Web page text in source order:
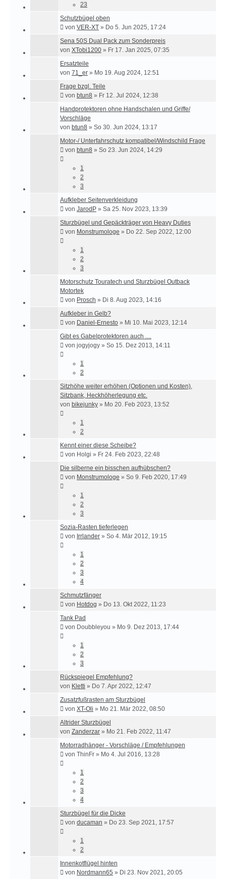
23
Schutzbügel oben
von VER-XT » Do 5. Jun 2025, 17:24
Sena 50S Dual Pack zum Sonderpreis
von XTobi1200 » Fr 17. Jan 2025, 07:35
Ersatzteile
von 71_er » Mo 19. Aug 2024, 12:51
Frage bzgl. Teile
von btun8 » Fr 12. Jul 2024, 12:38
Handprotektoren ohne Handschalen und Griffe/
Vorschläge
von btun8 » So 30. Jun 2024, 13:17
Motor-/ Unterfahrschutz kompatibel/Windschild Frage
von btun8 » So 23. Jun 2024, 14:29
1
2
3
Aufkleber Seitenverkleidung
von JarodP » Sa 25. Nov 2023, 13:39
Sturzbügel und Gepäckträger von Heavy Duties
von Monstrumologe » Do 22. Sep 2022, 12:00
1
2
3
Motorschutz Touratech und Sturzbügel Outback
Motortek
von Prosch » Di 8. Aug 2023, 14:16
Aufkleber in Gelb?
von Daniel-Ernesto » Mi 10. Mai 2023, 12:14
Gibt es Gabelprotektoren auch ....
von jogyjogy » So 15. Dez 2013, 14:11
1
2
Sitzhöhe weiter erhöhen (Optionen und Kosten),
Sitzbank, Heckhöherlegung etc.
von bikejunky » Mo 20. Feb 2023, 13:52
1
2
Kennt einer diese Scheibe?
von Holgi » Fr 24. Feb 2023, 22:48
Die silberne ein bisschen aufhübschen?
von Monstrumologe » So 9. Feb 2020, 17:49
1
2
3
Sozia-Rasten tieferlegen
von Irrlander » So 4. Mär 2012, 19:15
1
2
3
4
Schmutzfänger
von Hotdog » Do 13. Okt 2022, 11:23
Tank Pad
von Doubbleyou » Mo 9. Dez 2013, 17:44
1
2
3
Rückspiegel Empfehlung?
von Kletti » Do 7. Apr 2022, 12:47
Zusatzfußrasten am Sturzbügel
von XT-Oli » Mo 21. Mär 2022, 08:50
Altrider Sturzbügel
von Zanderzar » Mo 21. Feb 2022, 11:47
Motorradhänger - Vorschläge / Empfehlungen
von ThinFr » Mo 4. Jul 2016, 13:28
1
2
3
4
Sturzbügel für die Dicke
von ducaman » Do 23. Sep 2021, 17:57
1
2
Innenkotflügel hinten
von Nordmann65 » Di 23. Nov 2021, 20:05